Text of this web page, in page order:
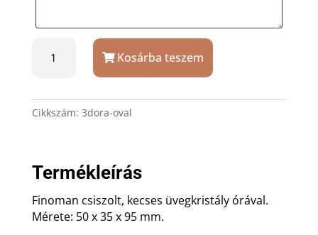
díszdobozban
Kosárba teszem
Cikkszám: 3dora-oval
Termékleírás
Finoman csiszolt, kecses üvegkristály órával.
Mérete: 50 x 35 x 95 mm.